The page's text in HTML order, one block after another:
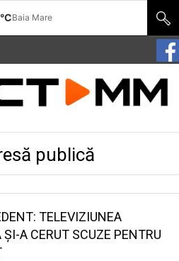
Baia Mare
publică
TELEVIZIUNEA
A CERUT SCUZE PENTRU